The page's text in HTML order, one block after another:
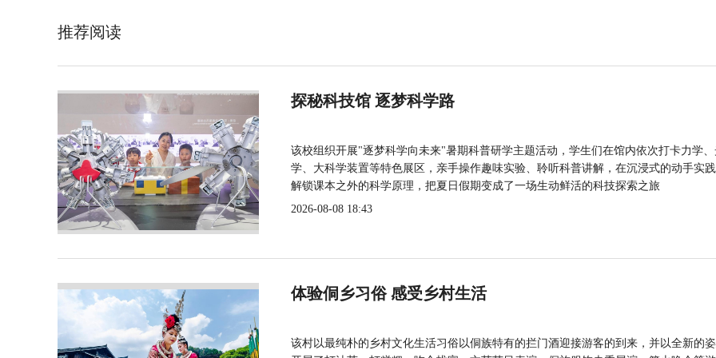
推荐阅读
探秘科技馆 逐梦科学路
该校组织开展"逐梦科学向未来"暑期科普研学主题活动，学生们在馆内依次打卡力学
学、大科学装置等特色展区，亲手操作趣味实验、聆听科普讲解，在沉浸式的动手实
解锁课本之外的科学原理，把夏日假期变成了一场生动鲜活的科技探索之旅
2026-08-08 18:43
体验侗乡习俗 感受乡村生活
该村以最纯朴的乡村文化生活习俗以侗族特有的拦门酒迎接游客的到来，并以全新的